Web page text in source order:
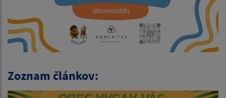
Zoznam článkov: